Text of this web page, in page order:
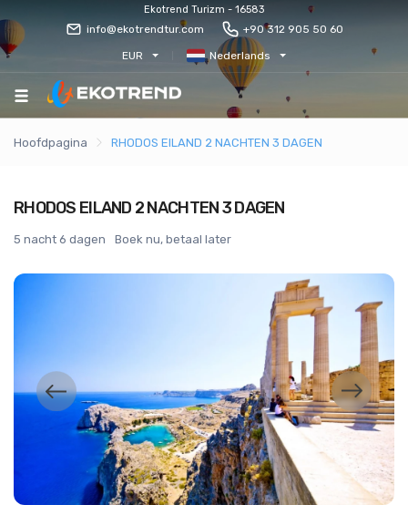
Ekotrend Turizm - 16583
info@ekotrendtur.com +90 312 905 50 60
EUR Nederlands
Hoofdpagina RHODOS EILAND 2 NACHTEN 3 DAGEN
RHODOS EILAND 2 NACHTEN 3 DAGEN
5 nacht 6 dagen Boek nu, betaal later